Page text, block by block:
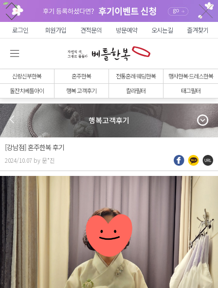
로그인 회원가입 견적문의 방문예약 오시는길 즐겨찾기
신랑신부한복 혼주한복 전통혼례·웨딩한복
행사한복·드레스한복
돌잔치베틀아이
행복 고객후기 칼라필터 태그필터
행복고객후기
[강남점] 혼주한복 후기
2024/10.07 by 문*진